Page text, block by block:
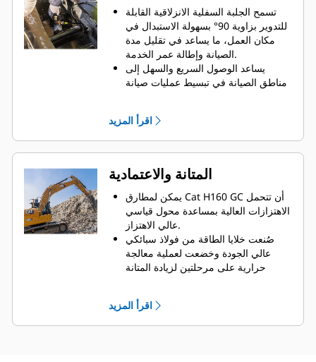
تسمح الجلبة السفلية الانزلاقية القابلة
للتدوير بزاوية 90° بسهولة الاستبدال في
مكان العمل، ما يساعد في تقليل مدة
الصيانة وإطالة عمر الخدمة.
يساعد الوصول السريع والسهل إلى
مناطق الصيانة في تبسيط عمليات صيانة
يمكن الوصول إلى نقاط تشحيم وفحص
الأدوات اليومية من الأرض مع بقاء
المطرقة مثبتة على الماكينة.
تساعد مثبتات التوصيل المقواة وعمليات
ربط المسامير السهلة في توفير مفاصل
قوية ومتينة وفي إطالة عمر خدمة
المطرقة.
اقرأ المزيد
المتانة والاعتمادية
يمكن لمطارق Cat H160 GC أن تتحمل
الاهتزازات العالية بمساعدة محول قياسي
عالي الاهتزاز.
صُنعت خلايا الطاقة من فولاذ سبائكي
عالي الجودة وخضعت لعملية معالجة
حرارية على مرحلتين لزيادة المتانة
تتم حماية المكونات الهيدروليكية من
التلف داخل المبيت، مما يساعد على
تقليل وقت التوقف عن العمل في موقع
اقرأ المزيد